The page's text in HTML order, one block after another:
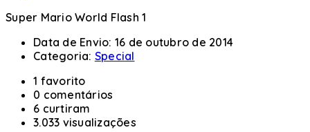
Super Mario World Flash 1
Data de Envio: 16 de outubro de 2014
Categoria: Special
1 favorito
0 comentários
6 curtiram
3.033 visualizações